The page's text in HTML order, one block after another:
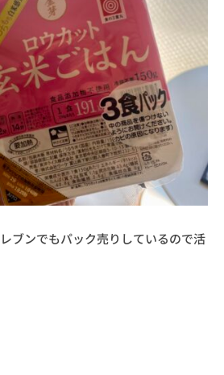
ブンでもパック売りしているので活